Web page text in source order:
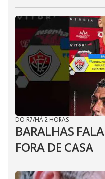
DO R7/HÁ 2 HORAS
BARALHAS
FORA DE CASA